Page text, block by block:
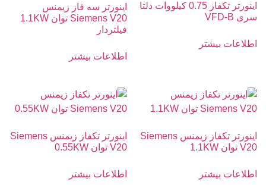
اینورتر تکفاز 0.75 کیلووات دلتا
سری VFD-B
اطلاعات بیشتر
اینورتر سه فاز زیمنس
Siemens V20 توان 1.1KW
فیلتردار
اطلاعات بیشتر
اینورتر تکفاز زیمنس Siemens
V20 توان 1.1KW
اطلاعات بیشتر
اینورتر تکفاز زیمنس Siemens
V20 توان 0.55KW
اطلاعات بیشتر